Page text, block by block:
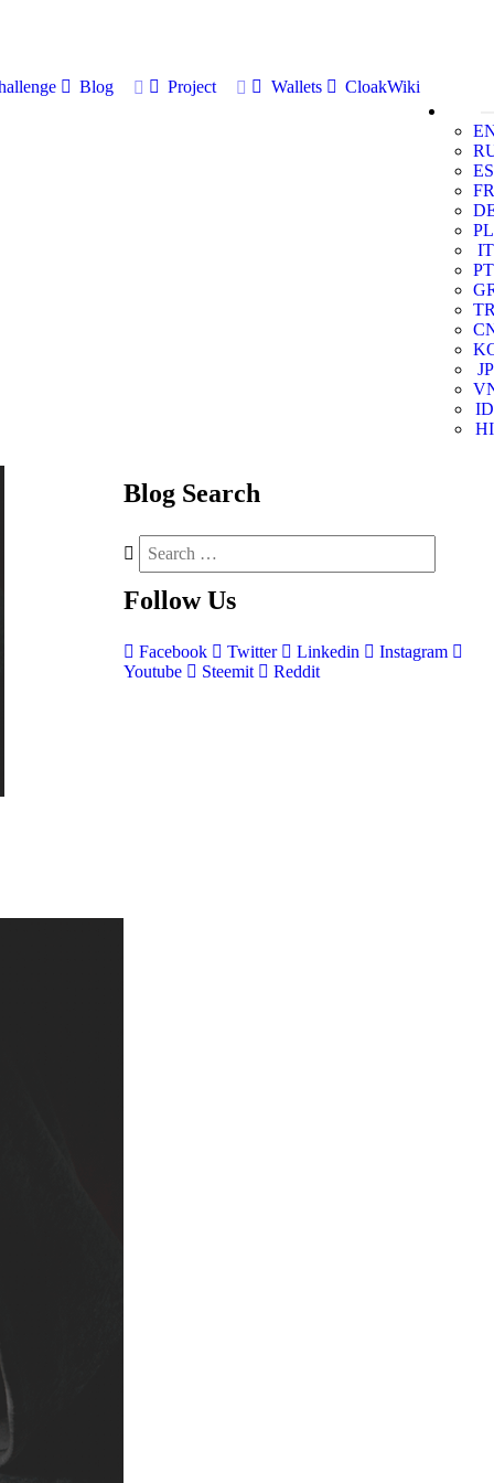
Blog Project Wallets
CloakWiki
ES
FR
PL
IT
PT
JP
ID
HI
Blog Search
Follow Us
Facebook Twitter Linkedin
Instagram
Youtube
Steemit Reddit